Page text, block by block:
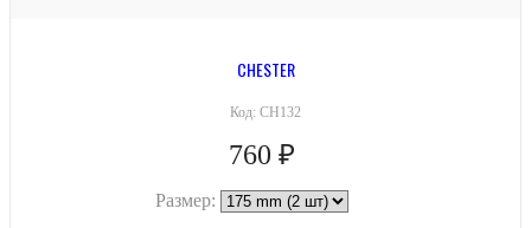
CHESTER
Код: CH132
760 ₽
Размер: